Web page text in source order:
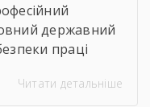
державний
праці
Читати детальніше